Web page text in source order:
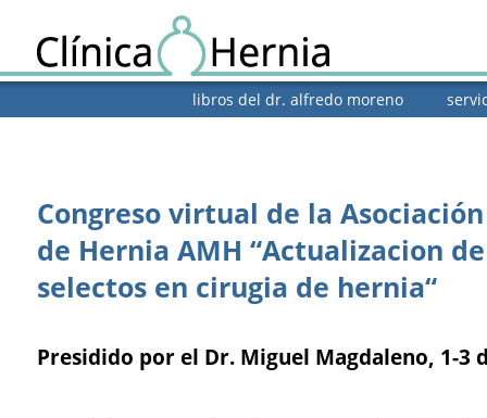
libros del dr. alfredo moreno
Congreso virtual de la
de Hernia AMH “Actualizacion
selectos en cirugia de hernia“
Presidido por el Dr. Miguel Magdaleno, 1-3